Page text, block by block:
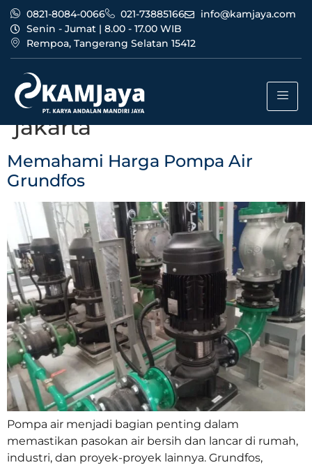
0821-8084-0066 021-73885166
info@kamjaya.com
Senin - Jumat | 8.00 - 17.00 WIB
Rempoa, Tangerang Selatan 15412
Tag:
grundfos terpercaya
jakarta
Memahami Harga Pompa Air
Grundfos
Pompa air menjadi bagian penting dalam
memastikan pasokan air bersih dan lancar di rumah,
industri, dan proyek-proyek lainnya. Grundfos,